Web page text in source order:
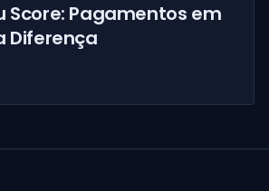
Score: Pagamentos em
Diferença